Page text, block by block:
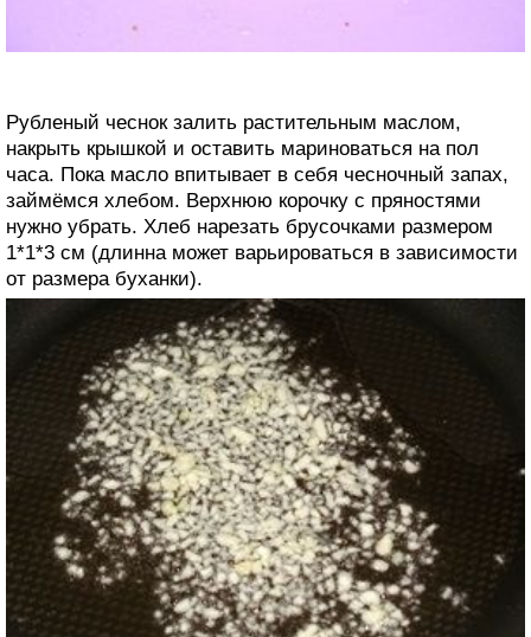
Рубленый чеснок залить растительным маслом,
накрыть крышкой и оставить мариноваться на пол
часа. Пока масло впитывает в себя чесночный запах,
займёмся хлебом. Верхнюю корочку с пряностями
нужно убрать. Хлеб нарезать брусочками размером
1*1*3 см (длинна может варьироваться в зависимости
от размера буханки).